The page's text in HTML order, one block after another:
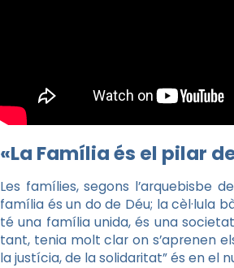
«La Família és el pilar
Les famílies, segons l’arquebisbe
família és un do de Déu; la cèl·lula
té una família unida, és una
tant, tenia molt clar on s’aprenen
la justícia, de la solidaritat” és en el